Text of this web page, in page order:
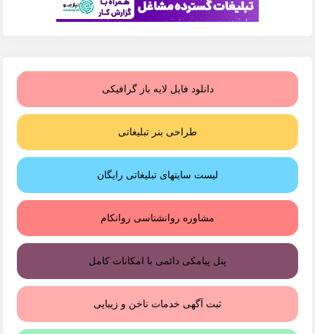
دانلود فایل لایه باز گرافیکی
طراحی بنر تبلیغاتی
لیست سایتهای تبلیغاتی رایگان
مشاوره روانشناسی روانکام
پنل پیامکی دائمی با امکانات کامل
ثبت آگهی خدمات ناخن و زیبایی